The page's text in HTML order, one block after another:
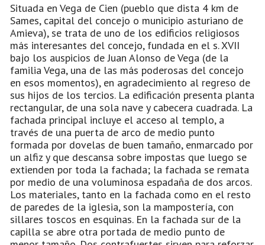
Situada en Vega de Cien (pueblo que dista 4 km de
Sames, capital del concejo o municipio asturiano de
Amieva), se trata de uno de los edificios religiosos
más interesantes del concejo, fundada en el s. XVII
bajo los auspicios de Juan Alonso de Vega (de la
familia Vega, una de las más poderosas del concejo
en esos momentos), en agradecimiento al regreso de
sus hijos de los tercios. La edificación presenta planta
rectangular, de una sola nave y cabecera cuadrada. La
fachada principal incluye el acceso al templo, a
través de una puerta de arco de medio punto
formada por dovelas de buen tamaño, enmarcado por
un alfiz y que descansa sobre impostas que luego se
extienden por toda la fachada; la fachada se remata
por medio de una voluminosa espadaña de dos arcos.
Los materiales, tanto en la fachada como en el resto
de paredes de la iglesia, son la mampostería, con
sillares toscos en esquinas. En la fachada sur de la
capilla se abre otra portada de medio punto de